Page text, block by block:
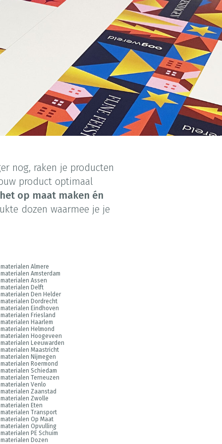
nog, raken je producten
product optimaal
op maat maken én
dozen waarmee je je
Almere
Amsterdam
Assen
Delft
Den Helder
Dordrecht
Eindhoven
Friesland
Haarlem
Helmond
Hoogeveen
Leeuwarden
Maastricht
Nijmegen
Roermond
Schiedam
Terneuzen
Venlo
Zaanstad
Zwolle
Eten
Transport
Op Maat
Opvulling
PE Schuim
Dozen